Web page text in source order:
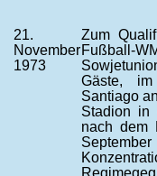
21.
November
1973
Zum
Fußball-
Gäste,
Santiago
Stadion in
nach dem